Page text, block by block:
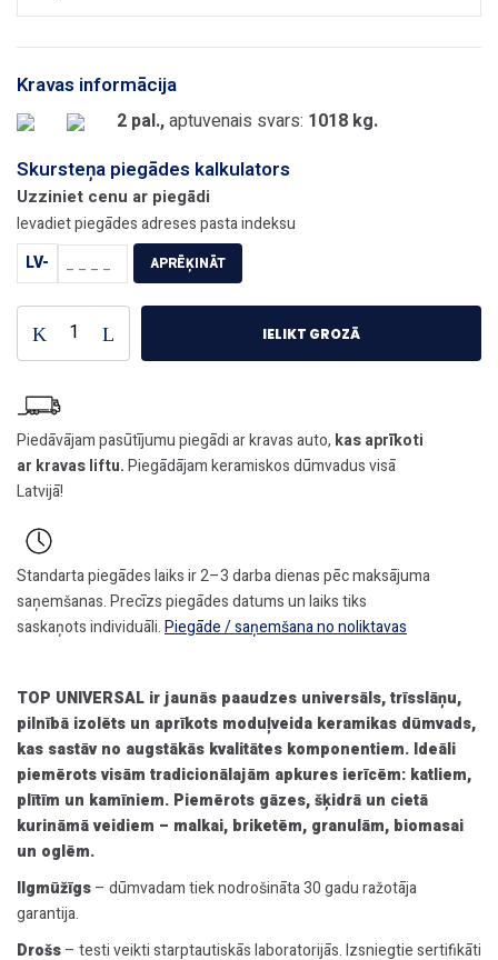
Kravas informācija
2 pal.,aptuvenais svars: 1018 kg.
Skursteņa piegādes kalkulators
Uzziniet cenu ar piegādi
Ievadiet piegādes adreses pasta indeksu
LV-
APRĒĶINĀT
IELIKT GROZĀ
Piedāvājam pasūtījumu piegādi ar kravas auto, kas aprīkoti
ar kravas liftu.Piegādājam keramiskos dūmvadus visā
Latvijā!
Standarta piegādes laiks ir 2–3 darba dienas pēc maksājuma
saņemšanas. Precīzs piegādes datums un laiks tiks
saskaņots individuāli.Piegāde / saņemšana no noliktavas
TOP UNIVERSAL ir jaunās paaudzes universāls, trīsslāņu,
pilnībā izolēts un aprīkots moduļveida keramikas dūmvads,
kas sastāv no augstākās kvalitātes komponentiem. Ideāli
piemērots visām tradicionālajām apkures ierīcēm: katliem,
plītīm un kamīniem. Piemērots gāzes, šķidrā un cietā
kurināmā veidiem – malkai, briketēm, granulām, biomasai
un oglēm.
Ilgmūžīgs– dūmvadam tiek nodrošināta 30 gadu ražotāja
garantija.
Drošs– testi veikti starptautiskās laboratorijās. Izsniegtie sertifikāti